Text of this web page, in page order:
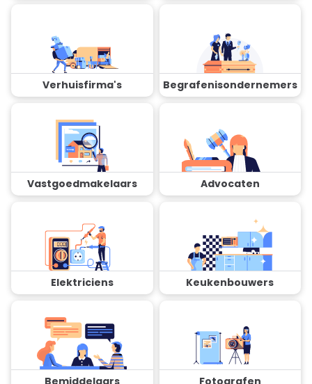
Verhuisfirma's Begrafenisondernemers
Vastgoedmakelaars Advocaten
Elektriciens Keukenbouwers
Bemiddelaars Fotografen